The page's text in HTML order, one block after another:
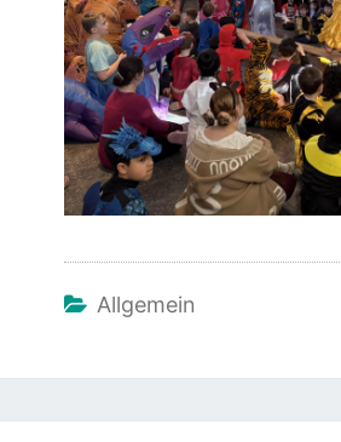
Allgemein